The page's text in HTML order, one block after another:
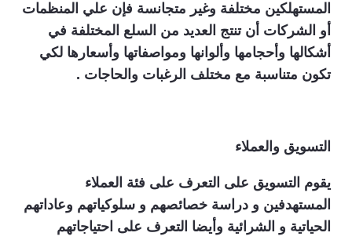
المستهلكين مختلفة وغير متجانسة فإن علي المنظمات
أو الشركات أن تنتج العديد من السلع المختلفة في
أشكالها وأحجامها وألوانها ومواصفاتها وأسعارها لكي
تكون متناسبة مع مختلف الرغبات والحاجات .
التسويق والعملاء
يقوم التسويق على التعرف على فئة العملاء
المستهدفين و دراسة خصائصهم و سلوكياتهم وعاداتهم
الحياتية و الشرائية وأيضا التعرف على احتياجاتهم